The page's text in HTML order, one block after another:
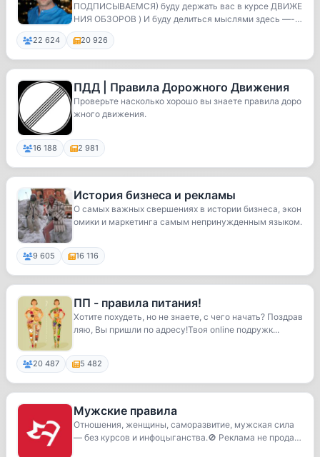
ПОДПИСЫВАЕМСЯ) буду держать вас в курсе ДВИЖЕ
НИЯ ОБЗОРОВ ) И буду делиться мыслями здесь —- П
ИАРА...
22 624 20 926
ПДД | Правила Дорожного Движения
Проверьте насколько хорошо вы знаете правила доро
жного движения.
16 188 2 981
История бизнеса и рекламы
О самых важных свершениях в истории бизнеса, экон
омики и маркетинга самым непринужденным языком.
9 605 16 116
ПП - правила питания!
Хотите похудеть, но не знаете, с чего начать? Поздрав
ляю, Вы пришли по адресу!Твоя online подружк...
20 487 5 482
Мужские правила
Отношения, женщины, саморазвитие, мужская сила
— без курсов и инфоцыганства.🚫 Реклама не продает